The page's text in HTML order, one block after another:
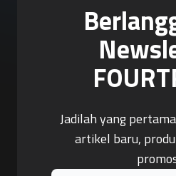
Jadilah yang
artikel baru,